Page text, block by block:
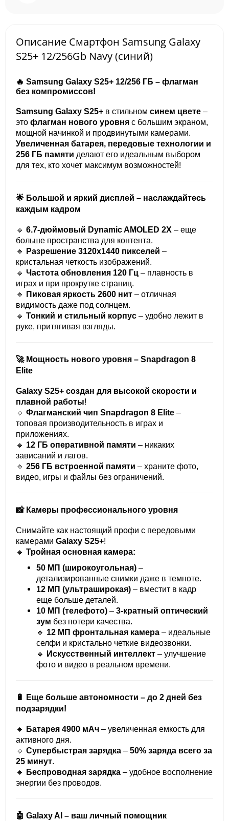
Описание Смартфон Samsung Galaxy
S25+ 12/256Gb Navy (синий)
🔥 Samsung Galaxy S25+ 12/256 ГБ – флагман
без компромиссов!
Samsung Galaxy S25+ в стильном синем цвете –
это флагман нового уровня с большим экраном,
мощной начинкой и продвинутыми камерами.
Увеличенная батарея, передовые технологии и
256 ГБ памяти делают его идеальным выбором
для тех, кто хочет максимум возможностей!
🌟 Большой и яркий дисплей – наслаждайтесь
каждым кадром
🔹 6.7-дюймовый Dynamic AMOLED 2X – еще
больше пространства для контента.
🔹
Разрешение 3120x1440 пикселей –
кристальная четкость изображений.
🔹 Частота обновления 120 Гц – плавность в
играх и при прокрутке страниц.
🔹
Пиковая яркость 2600 нит – отличная
видимость даже под солнцем.
🔹 Тонкий и стильный корпус – удобно лежит в
руке, притягивая взгляды.
🚀 Мощность нового уровня – Snapdragon 8
Elite
Galaxy S25+ создан для высокой скорости и
плавной работы!
🔹 Флагманский чип Snapdragon 8 Elite –
топовая производительность в играх и
приложениях.
🔹 12 ГБ оперативной памяти – никаких
зависаний и лагов.
🔹 256 ГБ встроенной памяти – храните фото,
видео, игры и файлы без ограничений.
📸 Камеры профессионального уровня
Снимайте как настоящий профи с передовыми
камерами Galaxy S25+!
🔹 Тройная основная камера:
50 МП (широкоугольная) –
детализированные снимки даже в темноте.
12 МП (ультраширокая) – вместит в кадр
еще больше деталей.
10 МП (телефото) – 3-кратный оптический
зум без потери качества.
🔹 12 МП фронтальная камера – идеальные
селфи и кристально четкие видеозвонки.
🔹
Искусственный интеллект – улучшение
фото и видео в реальном времени.
🔋 Еще больше автономности – до 2 дней без
подзарядки!
🔹 Батарея 4900 мАч – увеличенная емкость для
активного дня.
🔹 Супербыстрая зарядка – 50% заряда всего за
25 минут.
🔹
Беспроводная зарядка – удобное восполнение
энергии без проводов.
🤖 Galaxy AI – ваш личный помощник